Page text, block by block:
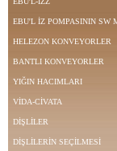
EBU'L İZ POMPASININ SW
HELEZON KONVEYORLER
BANTLI KONVEYORLER
YIĞIN HACIMLARI
VİDA-CİVATA
DİŞLİLER
DİŞLİLERİN SEÇİLMESİ